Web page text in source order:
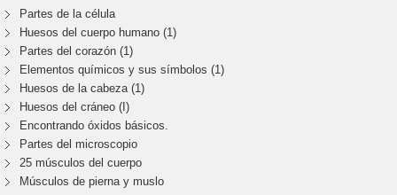
Partes de la célula
Huesos del cuerpo humano (1)
Partes del corazón (1)
Elementos químicos y sus símbolos (1)
Huesos de la cabeza (1)
Huesos del cráneo (I)
Encontrando óxidos básicos.
Partes del microscopio
25 músculos del cuerpo
Músculos de pierna y muslo